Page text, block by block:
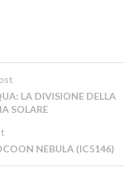
LA DIVISIONE DELLA
SOLARE
NEBULA (IC5146)